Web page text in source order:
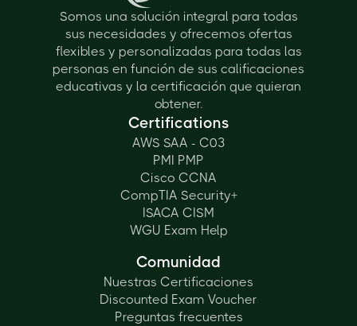
Somos una solución integral para todas
sus necesidades y ofrecemos ofertas
flexibles y personalizadas para todas las
personas en función de sus calificaciones
educativas y la certificación que quieran
obtener.
Certifications
AWS SAA - C03
PMI PMP
Cisco CCNA
CompTIA Security+
ISACA CISM
WGU Exam Help
Comunidad
Nuestras Certificaciones
Discounted Exam Voucher
Preguntas frecuentes